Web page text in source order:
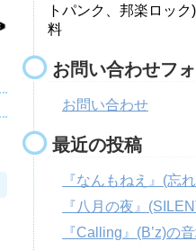
トパンク、邦楽ロッ
料
お問い合わせフ
お問い合わせ
最近の投稿
『なんもねえ』(忘
『八月の夜』
『Calling』(B’z)の